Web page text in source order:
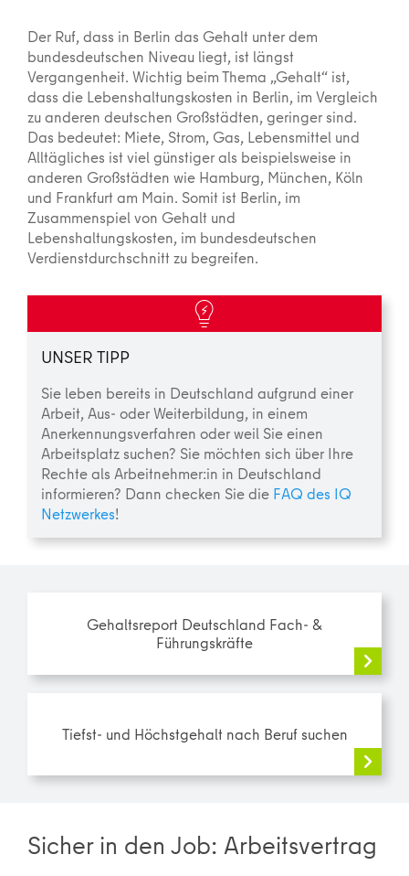
Der Ruf, dass in Berlin das Gehalt unter dem
bundesdeutschen Niveau liegt, ist längst
Vergangenheit. Wichtig beim Thema „Gehalt“ ist,
dass die Lebenshaltungs­kosten in Berlin, im Vergleich
zu anderen deutschen Großstädten, geringer sind.
Das bedeutet: Miete, Strom, Gas, Lebensmittel und
Alltägliches ist viel günstiger als beispielsweise in
anderen Großstädten wie Hamburg, München, Köln
und Frankfurt am Main. Somit ist Berlin, im
Zusammenspiel von Gehalt und
Lebenshaltungskosten, im bundesdeutschen
Verdienst­durchschnitt zu begreifen.
UNSER TIPP
Sie leben bereits in Deutschland aufgrund einer
Arbeit, Aus- oder Weiterbildung, in einem
Anerkennungsverfahren oder weil Sie einen
Arbeitsplatz suchen? Sie möchten sich über Ihre
Rechte als Arbeitnehmer:in in Deutschland
informieren? Dann checken Sie die FAQ des IQ
Netzwerkes!
Gehaltsreport Deutschland Fach- &
Führungskräfte
Tiefst- und Höchstgehalt nach Beruf suchen
Sicher in den Job: Arbeitsvertrag